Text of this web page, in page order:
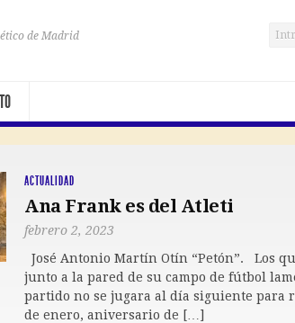
de Madrid
ACTUALIDAD
Ana Frank es del Atleti
febrero 2, 2023
José Antonio Martín Otín “Petón”. Los
junto a la pared de su campo de fútbol
partido no se jugara al día siguiente para
de enero, aniversario de […]